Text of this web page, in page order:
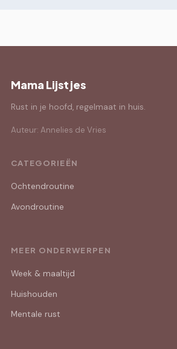
Mama Lijstjes
Rust in je hoofd, regelmaat in huis.
Auteur: Annelies de Vries
CATEGORIEËN
Ochtendroutine
Avondroutine
MEER ONDERWERPEN
Week & maaltijd
Huishouden
Mentale rust